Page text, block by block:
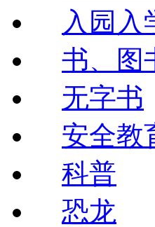
入园入
书、图
无字书
安全教
科普
恐龙